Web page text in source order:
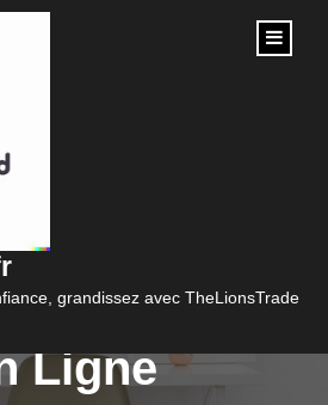
grandissez avec TheLionsTrade
avec notre
de Crédit
Ligne